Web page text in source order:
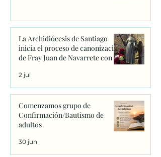
La Archidiócesis de Santiago
inicia el proceso de canonización
de Fray Juan de Navarrete con la
firma de los primeros decretos
en Sanxenxo
2 jul
Comenzamos grupo de
Confirmación/Bautismo de
adultos
30 jun